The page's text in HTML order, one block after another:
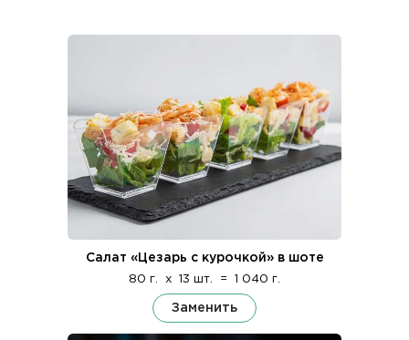
Салат «Цезарь с курочкой» в шоте
80 г. x 13 шт. = 1 040 г.
Заменить